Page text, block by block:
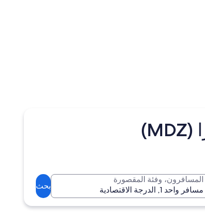
المسافرون، وفئة المقصورة
مسافر واحد 1, الدرجة الاقتصادية
بحث